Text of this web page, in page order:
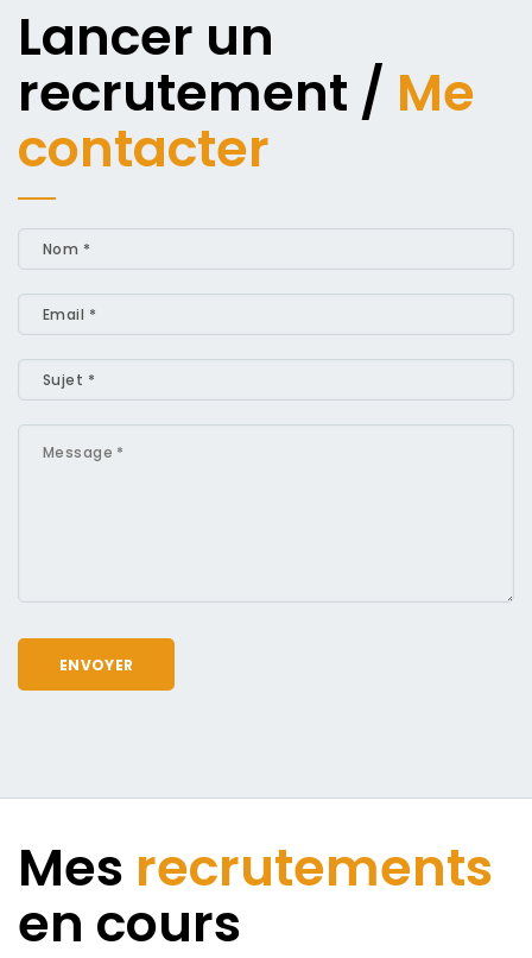
Lancer un
recrutement / Me
contacter
Mes recrutements
en cours